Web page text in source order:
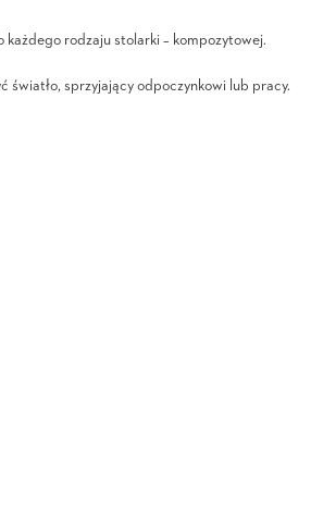
każdego rodzaju stolarki – kompozytowej.
światło, sprzyjający odpoczynkowi lub pracy.